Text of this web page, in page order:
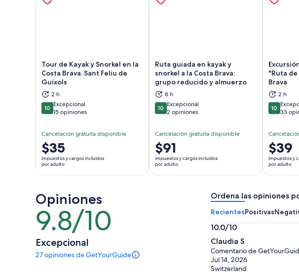
Tour de Kayak y Snorkel en la
Costa Brava. Sant Feliu de
Guíxols
2 h
1010 de 10
Excepcional
15 opiniones
Cancelación gratuita disponible
El
precio
es
de
por
adulto
$35
impuestos y cargos incluidos
por adulto
Se abrirá en una nueva pestaña
Ruta guiada en kayak y
snorkel a la Costa Brava:
grupo reducido y almuerzo
8 h
1010 de 10
Excepcional
2 opiniones
Cancelación gratuita disponible
El
precio
es
de
$91
impuestos y cargos incluidos
por adulto
Se abrirá en una nueva
"Ruta de
Brava
2 h
1010 de 10
33
El
precio
es
de
por
adulto
$39
impuestos y
por adulto
Opiniones
9.8/10
9.8
de
10
Excepcional
27 opiniones de GetYourGuide
Hay
Ordena las opiniones
RecientesPositivas
10.0/10
10.0
de
10
Claudia S
Comentario de
Jul 14, 2026
Switzerland